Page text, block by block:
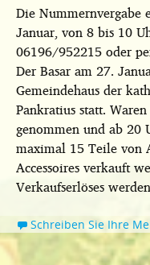
Die
Januar, von 8 bis 10
06196/952215 oder
Der Basar am 27.
Gemeindehaus der
Pankratius statt.
genommen und ab 20
maximal 15 Teile von
Accessoires verkauft
Verkaufserlöses
Schreiben Sie Ihre